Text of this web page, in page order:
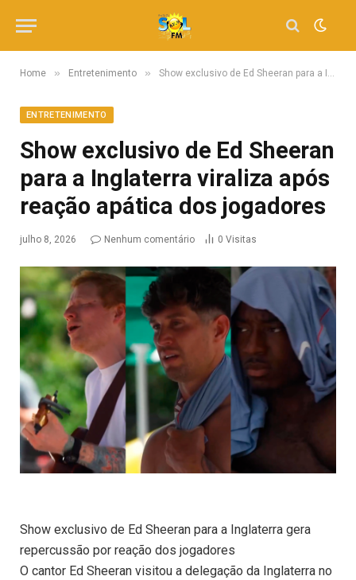
Home » Entretenimento » Show exclusivo de Ed Sheeran para a Inglaterra viraliza após reação apática dos jogadores
ENTRETENIMENTO
Show exclusivo de Ed Sheeran
para a Inglaterra viraliza após
reação apática dos jogadores
julho 8, 2026 Nenhum comentário 0 Visitas
Show exclusivo de Ed Sheeran para a Inglaterra gera
repercussão por reação dos jogadores
O cantor Ed Sheeran visitou a delegação da Inglaterra no